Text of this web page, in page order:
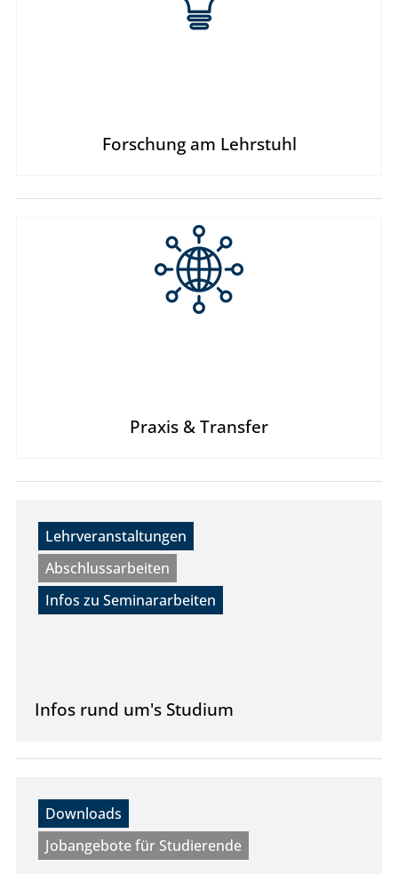
Forschung am Lehrstuhl
Praxis & Transfer
Lehrveranstaltungen
Abschlussarbeiten
Infos zu Seminararbeiten
Infos rund um's Studium
Downloads
Jobangebote für Studierende